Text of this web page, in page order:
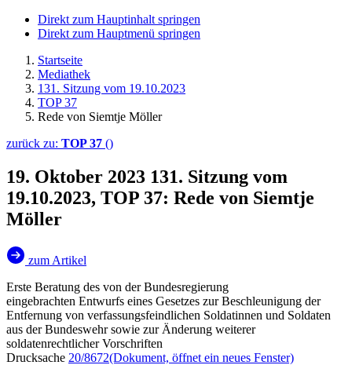
Direkt zum Hauptinhalt springen
Direkt zum Hauptmenü springen
Startseite
Mediathek
131. Sitzung vom 19.10.2023
TOP 37
Rede von Siemtje Möller
zurück zu: TOP 37 ()
19. Oktober 2023 131. Sitzung vom
19.10.2023, TOP 37: Rede von Siemtje
Möller
zum Artikel
Erste Beratung des von der Bundesregierung
eingebrachten Entwurfs eines Gesetzes zur Beschleunigung der
Entfernung von verfassungsfeindlichen Soldatinnen und Soldaten
aus der Bundeswehr sowie zur Änderung weiterer
soldatenrechtlicher Vorschriften
Drucksache 20/8672(Dokument, öffnet ein neues Fenster)